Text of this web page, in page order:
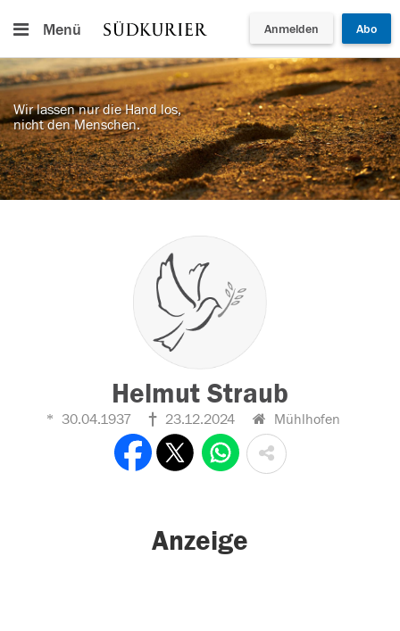
Menü Anmelden Abo
Wir lassen nur die Hand los,
nicht den Menschen.
Helmut Straub
30.04.1937 23.12.2024 Mühlhofen
Anzeige